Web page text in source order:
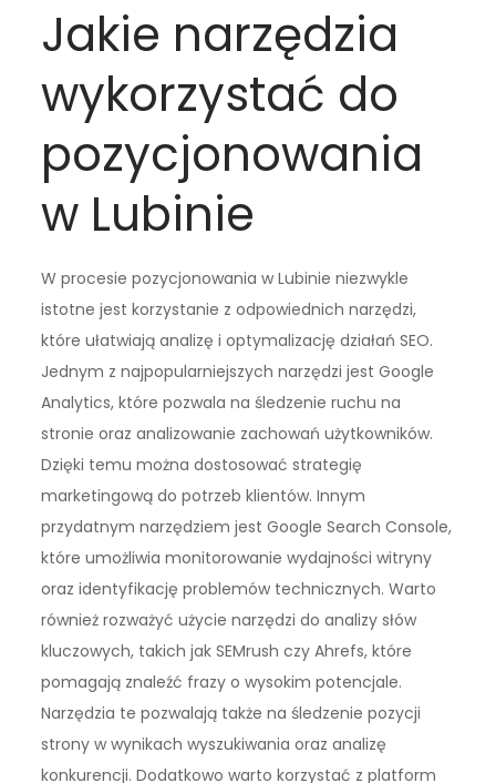
Jakie narzędzia
wykorzystać do
pozycjonowania
w Lubinie
W procesie pozycjonowania w Lubinie niezwykle
istotne jest korzystanie z odpowiednich narzędzi,
które ułatwiają analizę i optymalizację działań SEO.
Jednym z najpopularniejszych narzędzi jest Google
Analytics, które pozwala na śledzenie ruchu na
stronie oraz analizowanie zachowań użytkowników.
Dzięki temu można dostosować strategię
marketingową do potrzeb klientów. Innym
przydatnym narzędziem jest Google Search Console,
które umożliwia monitorowanie wydajności witryny
oraz identyfikację problemów technicznych. Warto
również rozważyć użycie narzędzi do analizy słów
kluczowych, takich jak SEMrush czy Ahrefs, które
pomagają znaleźć frazy o wysokim potencjale.
Narzędzia te pozwalają także na śledzenie pozycji
strony w wynikach wyszukiwania oraz analizę
konkurencji. Dodatkowo warto korzystać z platform